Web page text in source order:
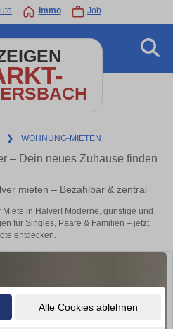
Alle Cookies ablehnen
Immo Job
❯ WOHNUNG-MIETEN
– Dein neues Zuhause finden
mieten – Bezahlbar & zentral
in Halver! Moderne, günstige und
für Singles, Paare & Familien – jetzt
entdecken.